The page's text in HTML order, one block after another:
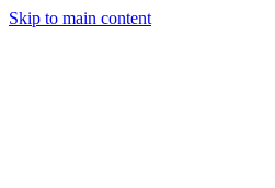
Skip to main content